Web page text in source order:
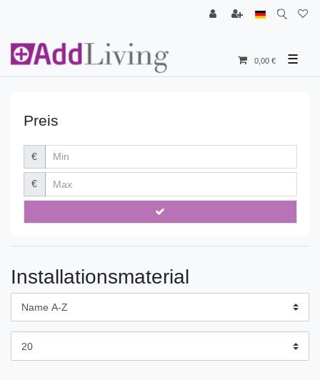
0,00 € ☰
Preis
€
€
Installationsmaterial